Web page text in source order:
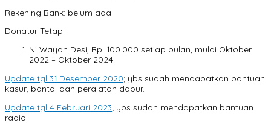
Rekening Bank: belum ada
Donatur Tetap:
Ni Wayan Desi, Rp. 100.000 setiap bulan, mulai Oktober
2022 – Oktober 2024
Update tgl 31 Desember 2020; ybs sudah mendapatkan bantuan
kasur, bantal dan peralatan dapur.
Update tgl 4 Februari 2023; ybs sudah mendapatkan bantuan
radio.